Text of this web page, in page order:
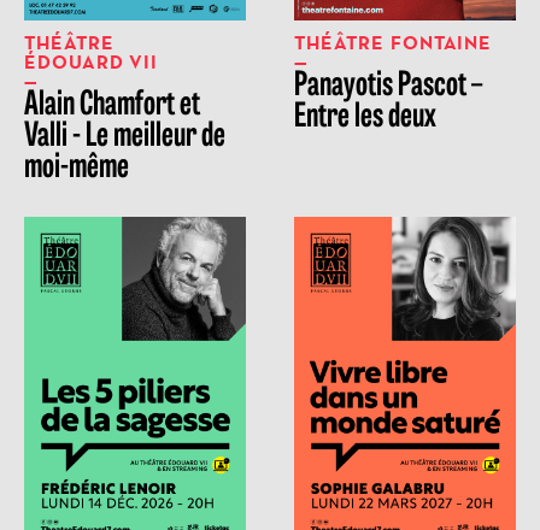
THÉÂTRE
ÉDOUARD VII
Alain Chamfort et
Valli - Le meilleur de
moi-même
THÉÂTRE FONTAINE
Panayotis Pascot –
Entre les deux